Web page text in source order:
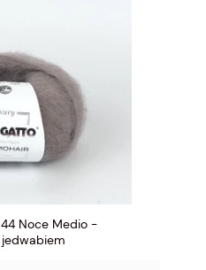
Noce Medio -